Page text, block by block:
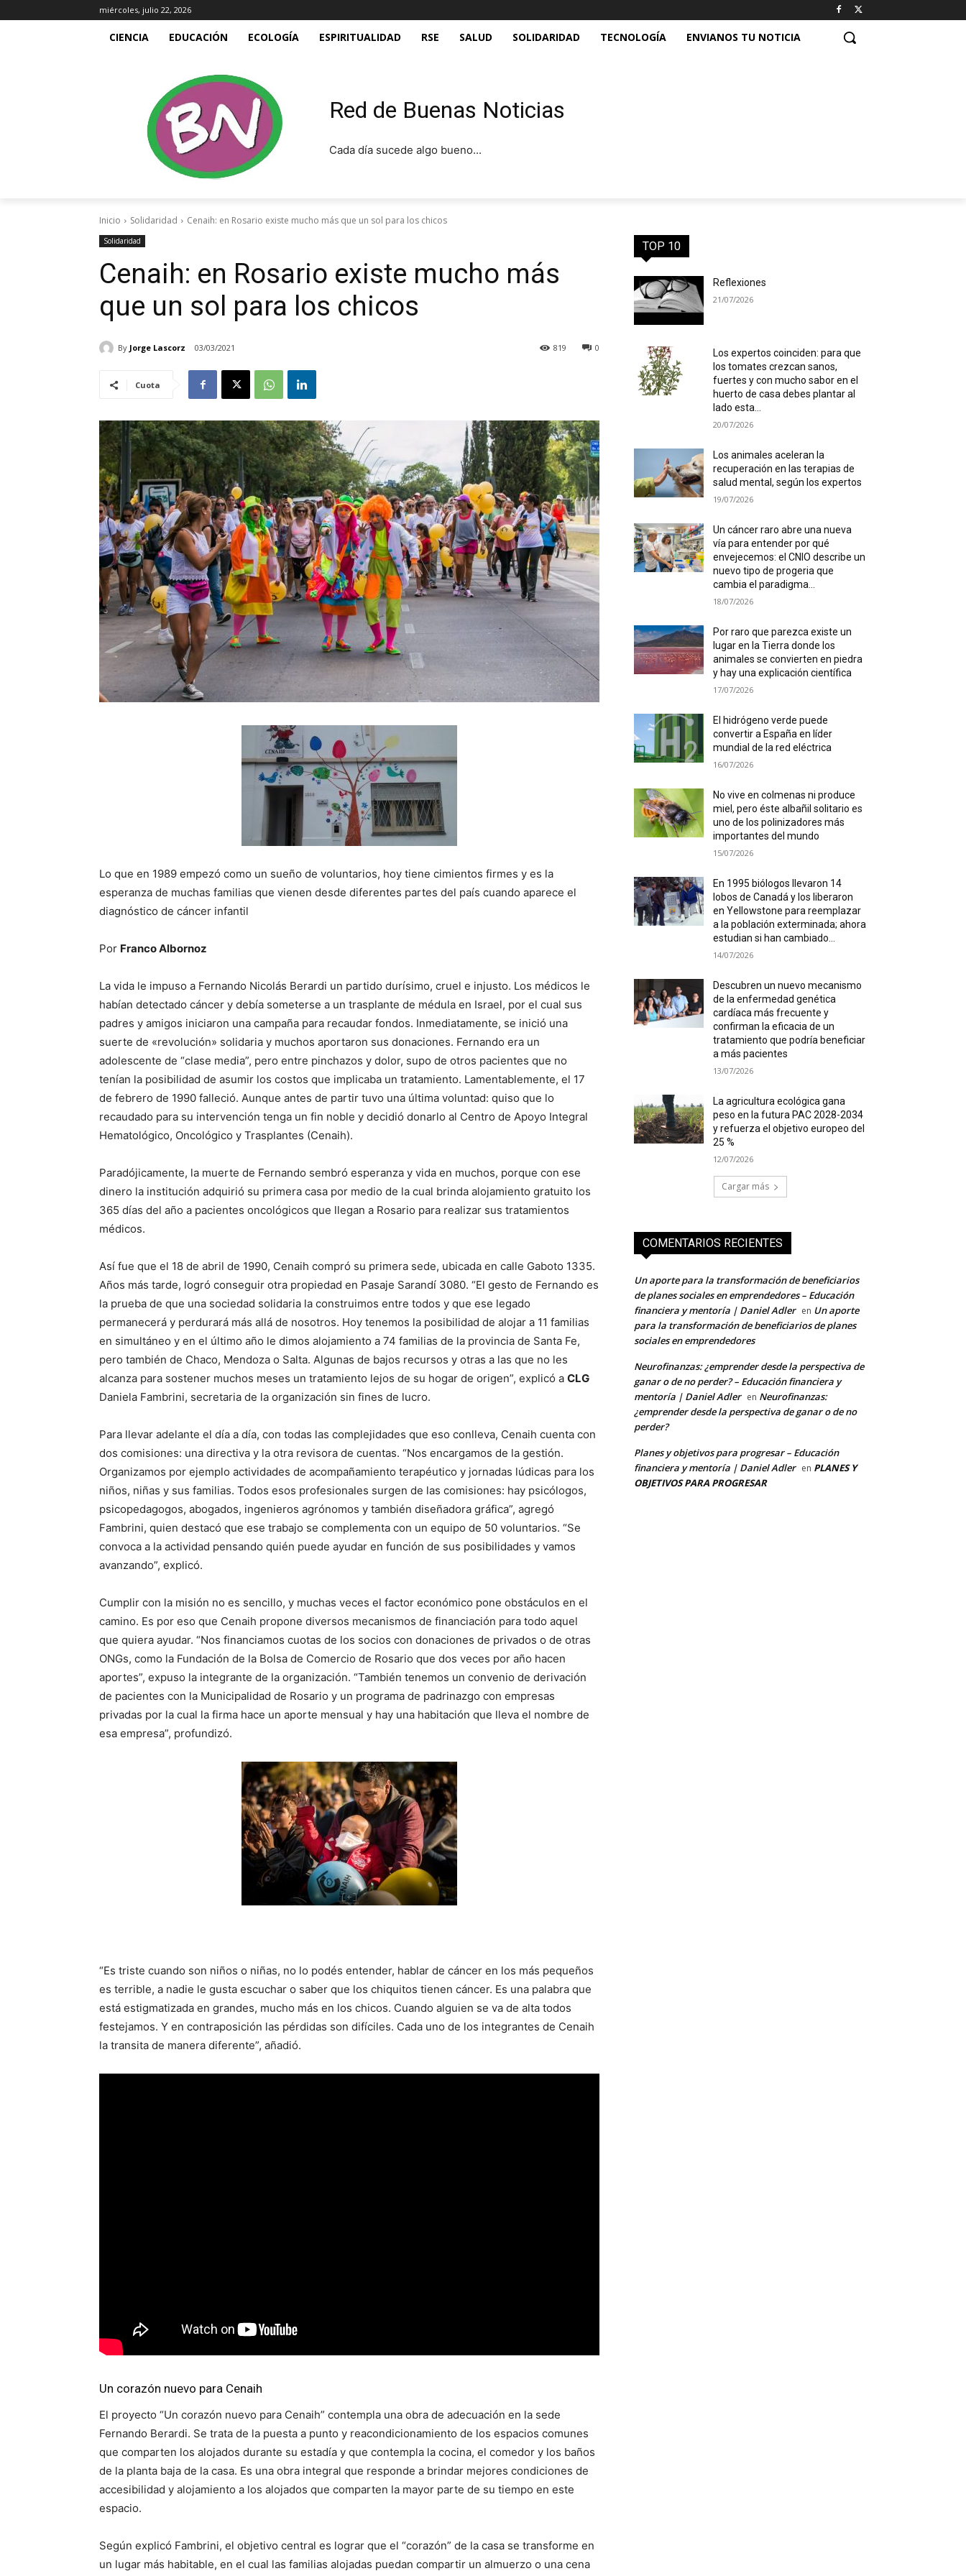
miércoles, julio 22, 2026
CIENCIA EDUCACIÓN ECOLOGÍA ESPIRITUALIDAD RSE SALUD SOLIDARIDAD TECNOLOGÍA ENVIANOS TU NOTICIA
Red de Buenas Noticias
Cada día sucede algo bueno...
Inicio Solidaridad Cenaih: en Rosario existe mucho más que un sol para los chicos
Solidaridad
Cenaih: en Rosario existe mucho más
que un sol para los chicos
By Jorge Lascorz 03/03/2021 0
819
Cuota
Lo que en 1989 empezó como un sueño de voluntarios, hoy tiene cimientos firmes y es la
esperanza de muchas familias que vienen desde diferentes partes del país cuando aparece el
diagnóstico de cáncer infantil
Por Franco Albornoz
La vida le impuso a Fernando Nicolás Berardi un partido durísimo, cruel e injusto. Los médicos le
habían detectado cáncer y debía someterse a un trasplante de médula en Israel, por el cual sus
padres y amigos iniciaron una campaña para recaudar fondos. Inmediatamente, se inició una
suerte de «revolución» solidaria y muchos aportaron sus donaciones. Fernando era un
adolescente de “clase media”, pero entre pinchazos y dolor, supo de otros pacientes que no
tenían la posibilidad de asumir los costos que implicaba un tratamiento. Lamentablemente, el 17
de febrero de 1990 falleció. Aunque antes de partir tuvo una última voluntad: quiso que lo
recaudado para su intervención tenga un fin noble y decidió donarlo al Centro de Apoyo Integral
Hematológico, Oncológico y Trasplantes (Cenaih).
Paradójicamente, la muerte de Fernando sembró esperanza y vida en muchos, porque con ese
dinero la institución adquirió su primera casa por medio de la cual brinda alojamiento gratuito los
365 días del año a pacientes oncológicos que llegan a Rosario para realizar sus tratamientos
médicos.
Así fue que el 18 de abril de 1990, Cenaih compró su primera sede, ubicada en calle Gaboto 1335.
Años más tarde, logró conseguir otra propiedad en Pasaje Sarandí 3080. “El gesto de Fernando es
la prueba de que una sociedad solidaria la construimos entre todos y que ese legado
permanecerá y perdurará más allá de nosotros. Hoy tenemos la posibilidad de alojar a 11 familias
en simultáneo y en el último año le dimos alojamiento a 74 familias de la provincia de Santa Fe,
pero también de Chaco, Mendoza o Salta. Algunas de bajos recursos y otras a las que no les
alcanza para sostener muchos meses un tratamiento lejos de su hogar de origen”, explicó a CLG
Daniela Fambrini, secretaria de la organización sin fines de lucro.
Para llevar adelante el día a día, con todas las complejidades que eso conlleva, Cenaih cuenta con
dos comisiones: una directiva y la otra revisora de cuentas. “Nos encargamos de la gestión.
Organizamos por ejemplo actividades de acompañamiento terapéutico y jornadas lúdicas para los
niños, niñas y sus familias. Todos esos profesionales surgen de las comisiones: hay psicólogos,
psicopedagogos, abogados, ingenieros agrónomos y también diseñadora gráfica”, agregó
Fambrini, quien destacó que ese trabajo se complementa con un equipo de 50 voluntarios. “Se
convoca a la actividad pensando quién puede ayudar en función de sus posibilidades y vamos
avanzando”, explicó.
Cumplir con la misión no es sencillo, y muchas veces el factor económico pone obstáculos en el
camino. Es por eso que Cenaih propone diversos mecanismos de financiación para todo aquel
que quiera ayudar. “Nos financiamos cuotas de los socios con donaciones de privados o de otras
ONGs, como la Fundación de la Bolsa de Comercio de Rosario que dos veces por año hacen
aportes”, expuso la integrante de la organización. “También tenemos un convenio de derivación
de pacientes con la Municipalidad de Rosario y un programa de padrinazgo con empresas
privadas por la cual la firma hace un aporte mensual y hay una habitación que lleva el nombre de
esa empresa”, profundizó.
“Es triste cuando son niños o niñas, no lo podés entender, hablar de cáncer en los más pequeños
es terrible, a nadie le gusta escuchar o saber que los chiquitos tienen cáncer. Es una palabra que
está estigmatizada en grandes, mucho más en los chicos. Cuando alguien se va de alta todos
festejamos. Y en contraposición las pérdidas son difíciles. Cada uno de los integrantes de Cenaih
la transita de manera diferente”, añadió.
Un corazón nuevo para Cenaih
El proyecto “Un corazón nuevo para Cenaih” contempla una obra de adecuación en la sede
Fernando Berardi. Se trata de la puesta a punto y reacondicionamiento de los espacios comunes
que comparten los alojados durante su estadía y que contempla la cocina, el comedor y los baños
de la planta baja de la casa. Es una obra integral que responde a brindar mejores condiciones de
accesibilidad y alojamiento a los alojados que comparten la mayor parte de su tiempo en este
espacio.
Según explicó Fambrini, el objetivo central es lograr que el “corazón” de la casa se transforme en
un lugar más habitable, en el cual las familias alojadas puedan compartir un almuerzo o una cena
TOP 10
Reflexiones
21/07/2026
Los expertos coinciden: para que
los tomates crezcan sanos,
fuertes y con mucho sabor en el
huerto de casa debes plantar al
lado esta...
20/07/2026
Los animales aceleran la
recuperación en las terapias de
salud mental, según los expertos
19/07/2026
Un cáncer raro abre una nueva
vía para entender por qué
envejecemos: el CNIO describe un
nuevo tipo de progeria que
cambia el paradigma...
18/07/2026
Por raro que parezca existe un
lugar en la Tierra donde los
animales se convierten en piedra
y hay una explicación científica
17/07/2026
El hidrógeno verde puede
convertir a España en líder
mundial de la red eléctrica
16/07/2026
No vive en colmenas ni produce
miel, pero éste albañil solitario es
uno de los polinizadores más
importantes del mundo
15/07/2026
En 1995 biólogos llevaron 14
lobos de Canadá y los liberaron
en Yellowstone para reemplazar
a la población exterminada; ahora
estudian si han cambiado...
14/07/2026
Descubren un nuevo mecanismo
de la enfermedad genética
cardíaca más frecuente y
confirman la eficacia de un
tratamiento que podría beneficiar
a más pacientes
13/07/2026
La agricultura ecológica gana
peso en la futura PAC 2028-2034
y refuerza el objetivo europeo del
25 %
12/07/2026
Cargar más
COMENTARIOS RECIENTES
Un aporte para la transformación de beneficiarios
de planes sociales en emprendedores – Educación
financiera y mentoría | Daniel Adler en Un aporte
para la transformación de beneficiarios de planes
sociales en emprendedores
Neurofinanzas: ¿emprender desde la perspectiva de
ganar o de no perder? – Educación financiera y
mentoría | Daniel Adler en Neurofinanzas:
¿emprender desde la perspectiva de ganar o de no
perder?
Planes y objetivos para progresar – Educación
financiera y mentoría | Daniel Adler en PLANES Y
OBJETIVOS PARA PROGRESAR